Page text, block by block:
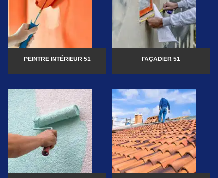
PEINTRE INTÉRIEUR 51 FAÇADIER 51